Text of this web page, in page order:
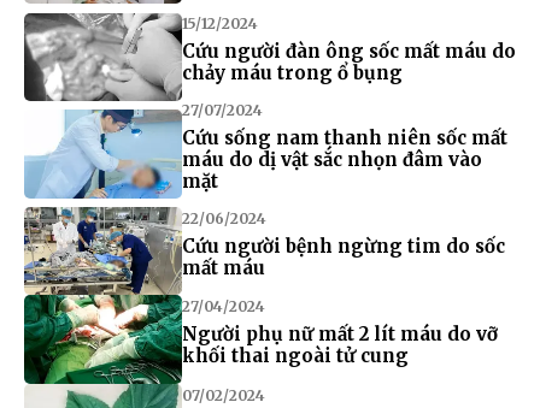
15/12/2024
Cứu người đàn ông sốc mất máu do
chảy máu trong ổ bụng
27/07/2024
Cứu sống nam thanh niên sốc mất
máu do dị vật sắc nhọn đâm vào
mặt
22/06/2024
Cứu người bệnh ngừng tim do sốc
mất máu
27/04/2024
Người phụ nữ mất 2 lít máu do vỡ
khối thai ngoài tử cung
07/02/2024